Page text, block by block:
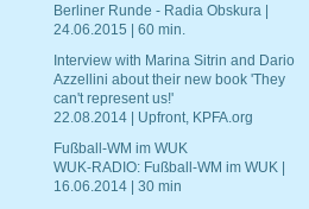
Berliner Runde - Radia Obskura |
24.06.2015 | 60 min.
Interview with Marina Sitrin and Dario
Azzellini about their new book 'They
can't represent us!'
22.08.2014 | Upfront, KPFA.org
Fußball-WM im WUK
WUK-RADIO: Fußball-WM im WUK |
16.06.2014 | 30 min